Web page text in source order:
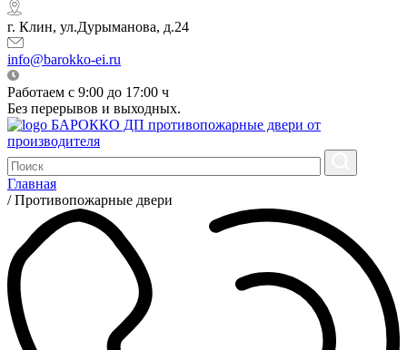
г. Клин, ул.Дурыманова, д.24
info@barokko-ei.ru
Работаем с 9:00 до 17:00 ч
Без перерывов и выходных.
БАРОККО ДП противопожарные двери от
производителя
Главная
/ Противопожарные двери